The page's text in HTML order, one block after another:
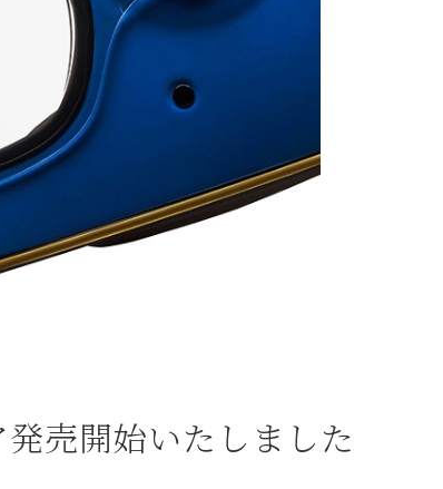
売開始いたしました